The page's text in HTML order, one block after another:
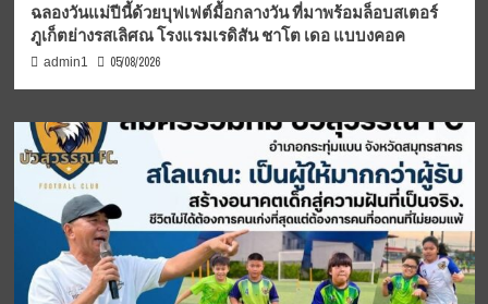
ฉลองวันแม่ปีนี้ด้วยบุฟเฟต์มื้อกลางวัน ที่มาพร้อมล็อบสเตอร์
ภูเก็ตย่างรสเลิศณ โรงแรมเรดิสัน ชาโต เดอ แบบงคอค
admin1 05/08/2026